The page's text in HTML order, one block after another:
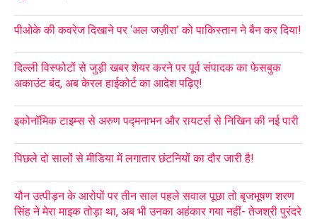
पीओके की कवरेज दिखाने पर ‘अल जज़ीरा’ को पाकिस्तान ने बैन कर दिया!
दिल्ली विस्फोटों से जुड़ी खबर शेयर करने पर पूर्व संपादक का फेसबुक
अकाउंट बंद, अब केरल हाईकोर्ट का आदेश पढ़िए!
इकोनॉमिक टाइम्स से अरुण पद्मनाभन और रायटर्स से निखिन की नई पारी
पिछले दो सालों से मीडिया में लगातार छंटनियों का दौर जारी है!
यौन उत्पीड़न के आरोपों पर तीन साल पहले सवाल पूछा तो बृजभूषण शरण
सिंह ने मेरा माइक तोड़ा था, अब भी उनका अहंकार गया नहीं- तेजश्री पुरंदरे